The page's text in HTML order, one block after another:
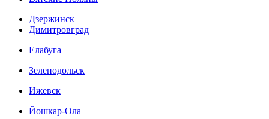
Дзержинск
Димитровград
Елабуга
Зеленодольск
Ижевск
Йошкар-Ола